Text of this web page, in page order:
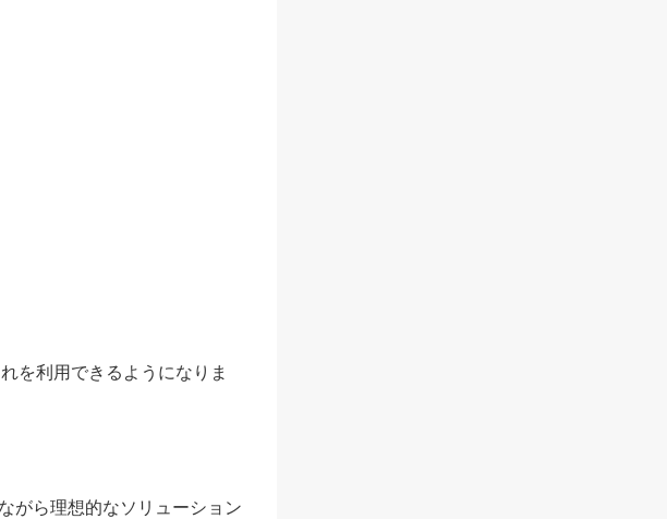
を利用できるようになりま
がら理想的なソリューション